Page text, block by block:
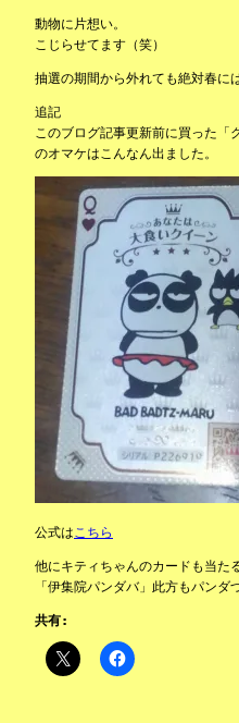
動物に片想い。
こじらせてます（笑）
抽選の期間から外れても絶対春に
追記
このブログ記事更新前に買った「
のオマケはこんなん出ました。
公式はこちら
他にキティちゃんのカードも当た
「伊集院パンダバ」此方もパンダ
共有: